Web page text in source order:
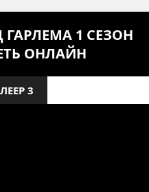
1 СЕЗОН
ОНЛАЙН
3